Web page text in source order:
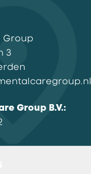
Group
3
Group B.V.: